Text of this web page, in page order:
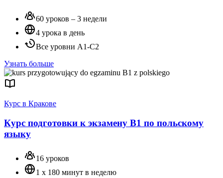
60 уроков – 3 недели
4 урока в день
Все уровни А1-С2
Узнать больше
Курс в Кракове
Курс подготовки к экзамену B1 по польскому
языку
16 уроков
1 x 180 минут в неделю